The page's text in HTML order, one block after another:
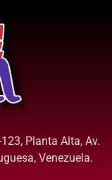
Planta Alta, Av.
Venezuela.